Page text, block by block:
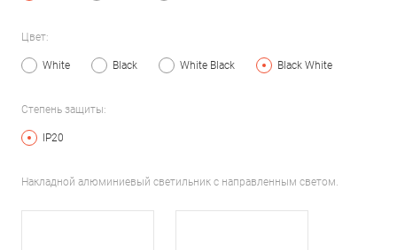
Цвет:
White Black White Black Black White
Степень защиты:
IP20
Накладной алюминиевый светильник с направленным светом.